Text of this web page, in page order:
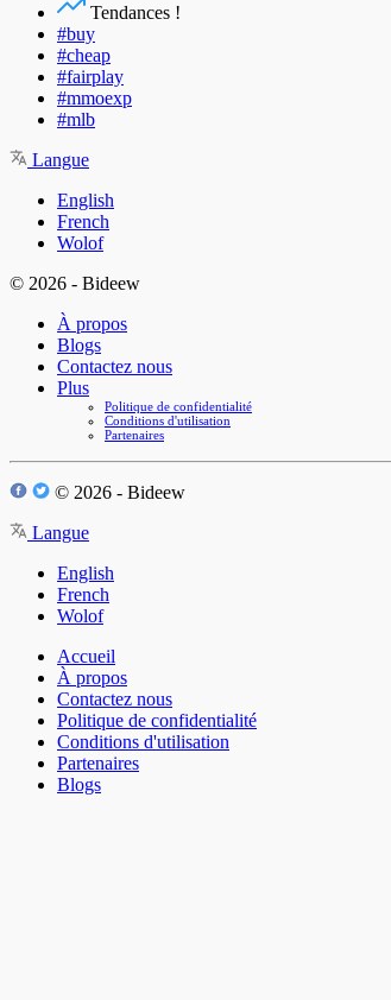
Tendances !
#buy
#cheap
#fairplay
#mmoexp
#mlb
Langue
English
French
Wolof
© 2026 - Bideew
À propos
Blogs
Contactez nous
Plus
Politique de confidentialité
Conditions d'utilisation
Partenaires
© 2026 - Bideew
Langue
English
French
Wolof
Accueil
À propos
Contactez nous
Politique de confidentialité
Conditions d'utilisation
Partenaires
Blogs